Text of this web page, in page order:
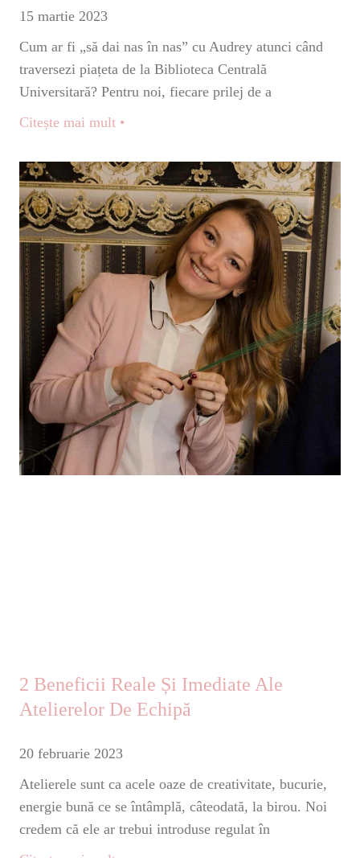
15 martie 2023
Cum ar fi „să dai nas în nas” cu Audrey atunci când
traversezi piațeta de la Biblioteca Centrală
Universitară? Pentru noi, fiecare prilej de a
Citește mai mult •
2 Beneficii Reale Și Imediate Ale
Atelierelor De Echipă
20 februarie 2023
Atelierele sunt ca acele oaze de creativitate, bucurie,
energie bună ce se întâmplă, câteodată, la birou. Noi
credem că ele ar trebui introduse regulat în